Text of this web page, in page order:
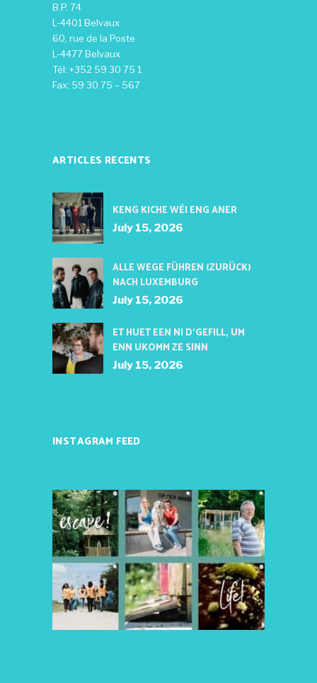
B.P. 74
L-4401 Belvaux
60, rue de la Poste
L-4477 Belvaux
Tél: +352 59 30 75 1
Fax: 59 30 75 – 567
ARTICLES RECENTS
KENG KICHE WÉI ENG ANER
July 15, 2026
ALLE WEGE FÜHREN (ZURÜCK)
NACH LUXEMBURG
July 15, 2026
ET HUET EEN NI D’GEFILL, UM
ENN UKOMM ZE SINN
July 15, 2026
INSTAGRAM FEED